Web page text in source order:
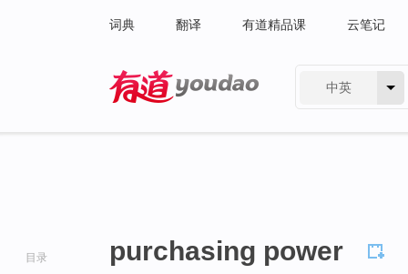
词典 翻译 有道精品课 云笔记
中英
目录 purchasing power